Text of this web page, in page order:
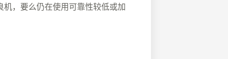
，要么仍在使用可靠性较低或加